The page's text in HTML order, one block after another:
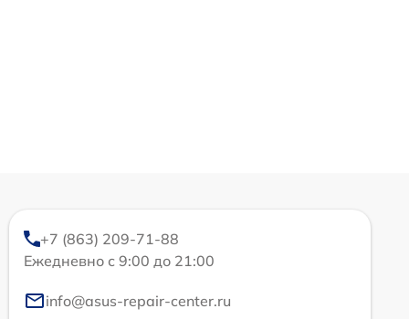
+7 (863) 209-71-88
Ежедневно с 9:00 до 21:00
info@asus-repair-center.ru